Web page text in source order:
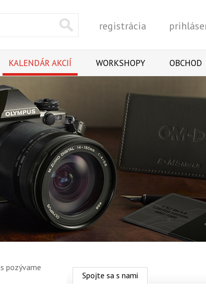
Vyhľadať
registrácia
KALENDÁR AKCIÍ WORKSHOPY OBCHOD
pozývame
Spojte sa s nami